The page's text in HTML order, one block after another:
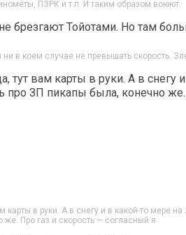
ПЗРК и т.п. И таким образом воюют.
брезгают Тойотами. Но там
в коем случае не превышать скорость.
тут вам карты в руки. А в снегу
про ЗП пикапы была, конечно
в руки. А в снегу и в какой-то мере на
Про газ и скорость — согласный я